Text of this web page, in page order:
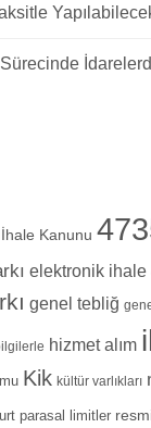
Kanunu
elektronik ihale
genel tebliğ
hizmet alım
Kik kültür varlıkları
parasal limitler